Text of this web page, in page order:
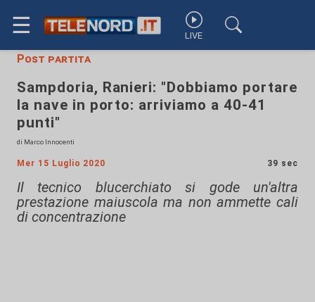
☰ LIVE
Post partita
Sampdoria, Ranieri: "Dobbiamo portare
la nave in porto: arriviamo a 40-41
punti"
di Marco Innocenti
Mer 15 Luglio 2020 39 sec
Il tecnico blucerchiato si gode un'altra
prestazione maiuscola ma non ammette cali
di concentrazione